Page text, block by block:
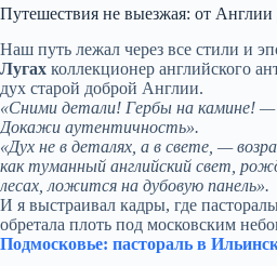
Путешествия не выезжая: от
Наш путь лежал через все стили и
Лугах коллекционер английского
дух старой доброй Англии.
«Сними детали! Гербы на камине!
Докажи аутентичность».
«Дух не в деталях, а в свете, —
как туманный английский свет,
лесах, ложится на дубовую панель».
И я выстраивал кадры, где
обретала плоть под московским
Подмосковье: пастораль в